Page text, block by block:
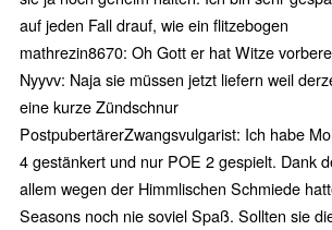
auf jeden Fall drauf, wie ein flitzebogen
mathrezin8670: Oh Gott er hat Witze
Nyyvv: Naja sie müssen jetzt liefern weil
eine kurze Zündschnur
PostpubertärerZwangsvulgarist: Ich habe
4 gestänkert und nur POE 2 gespielt. Dank
allem wegen der Himmlischen Schmiede
Seasons noch nie soviel Spaß. Sollten sie